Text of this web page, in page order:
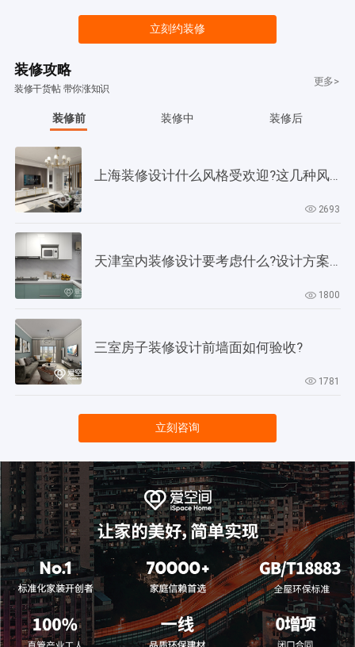
立刻约装修
装修攻略
装修干货帖 带你涨知识
更多>
装修前 装修中 装修后
上海装修设计什么风格受欢迎?这几种风格是当下正流行!
2693
天津室内装修设计要考虑什么?设计方案要以此为依据!
1800
三室房子装修设计前墙面如何验收?
1781
立刻咨询